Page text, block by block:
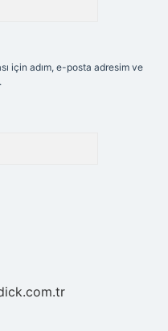
için adım, e-posta adresim ve